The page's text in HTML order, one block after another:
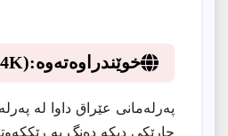
خوێندراوەتەوە:(8.4K)
پەرلەمانی عێراق داوا لە
جارێکی دیکە دەنگ بە